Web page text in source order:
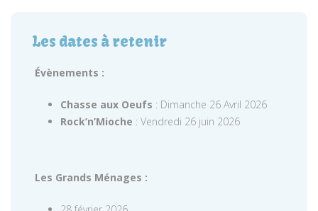
Les dates à retenir
Évènements :
Chasse aux Oeufs : Dimanche 26 Avril 2026
Rock’n’Mioche : Vendredi 26 juin 2026
Les Grands Ménages :